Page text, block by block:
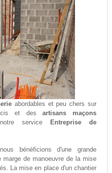
abordables et peu chers sur
et desartisans maçons
service
Entreprise de
bénéficions d'une grande
marge de manoeuvre de la mise
La mise en place d'un chantier